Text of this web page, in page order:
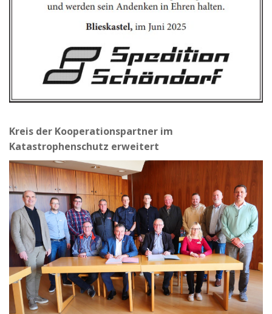
Kreis der Kooperationspartner im
Katastrophenschutz erweitert